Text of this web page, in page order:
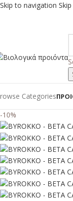
Skip to navigation
Categories
-10%